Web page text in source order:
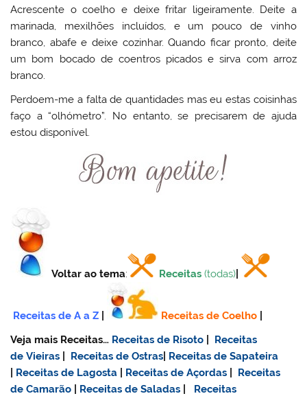
Acrescente o coelho e deixe fritar ligeiramente. Deite a
marinada, mexilhões incluídos, e um pouco de vinho
branco, abafe e deixe cozinhar. Quando ficar pronto, deite
um bom bocado de coentros picados e sirva com arroz
branco.
Perdoem-me a falta de quantidades mas eu estas coisinhas
faço a “olhómetro”. No entanto, se precisarem de ajuda
estou disponível.
Voltar ao tema: Receitas (todas)
Receitas de A a Z Receitas de Coelho
Veja mais Receitas… Receitas de Risoto
Receitas
de Vieiras
Receitas de Ostras Receitas de Sapateira
Receitas de Lagosta Receitas de Açordas
Receitas
de Camarão
Receitas de Saladas
Receitas